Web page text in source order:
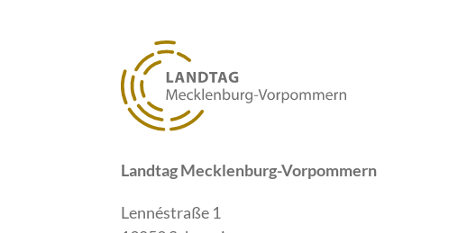
Landtag Mecklenburg-Vorpommern
Lennéstraße 1